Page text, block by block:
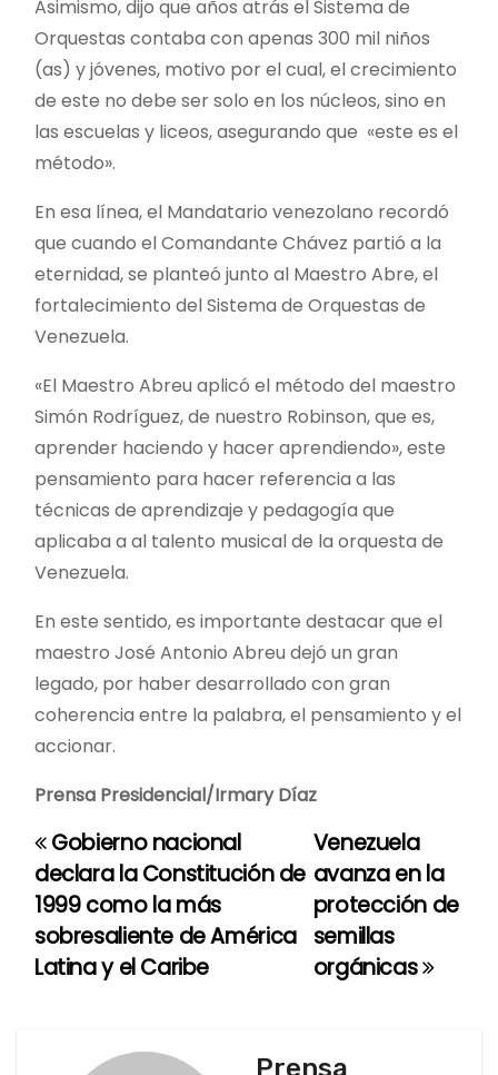
Asimismo, dijo que años atrás el Sistema de
Orquestas contaba con apenas 300 mil niños
(as) y jóvenes, motivo por el cual, el crecimiento
de este no debe ser solo en los núcleos, sino en
las escuelas y liceos, asegurando que «este es el
método».
En esa línea, el Mandatario venezolano recordó
que cuando el Comandante Chávez partió a la
eternidad, se planteó junto al Maestro Abre, el
fortalecimiento del Sistema de Orquestas de
Venezuela.
«El Maestro Abreu aplicó el método del maestro
Simón Rodríguez, de nuestro Robinson, que es,
aprender haciendo y hacer aprendiendo», este
pensamiento para hacer referencia a las
técnicas de aprendizaje y pedagogía que
aplicaba a al talento musical de la orquesta de
Venezuela.
En este sentido, es importante destacar que el
maestro José Antonio Abreu dejó un gran
legado, por haber desarrollado con gran
coherencia entre la palabra, el pensamiento y el
accionar.
Prensa Presidencial/Irmary Díaz
N
a
v
Venezuela
avanza en la
protección de
semillas
orgánicas
Gobierno nacional
declara la Constitución de
1999 como la más
sobresaliente de América
Latina y el Caribe
Prensa